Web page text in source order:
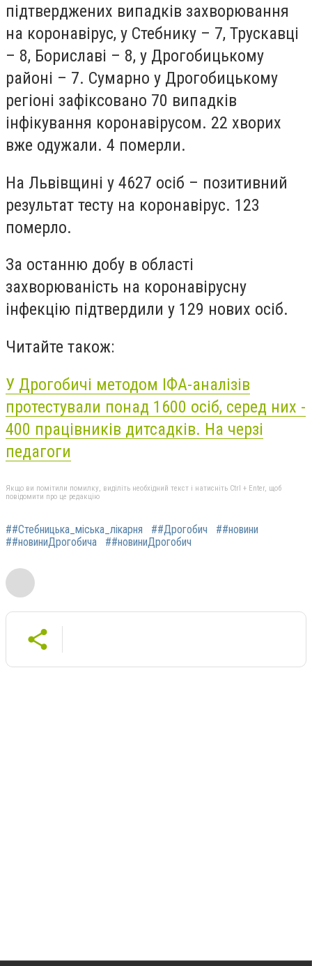
підтверджених випадків захворювання
на коронавірус, у Стебнику – 7, Трускавці
– 8, Бориславі – 8, у Дрогобицькому
районі – 7. Сумарно у Дрогобицькому
регіоні зафіксовано 70 випадків
інфікування коронавірусом. 22 хворих
вже одужали. 4 померли.
На Львівщині у 4627 осіб – позитивний
результат тесту на коронавірус. 123
померло.
За останню добу в області
захворюваність на коронавірусну
інфекцію підтвердили у 129 нових осіб.
Читайте також:
У Дрогобичі методом ІФА-аналізів
протестували понад 1600 осіб, серед них -
400 працівників дитсадків. На черзі
педагоги
Якщо ви помітили помилку, виділіть необхідний текст і натисніть Ctrl + Enter, щоб
повідомити про це редакцію
##Стебницька_міська_лікарня ##Дрогобич
##новини
##новиниДрогобича
##новиниДрогобич